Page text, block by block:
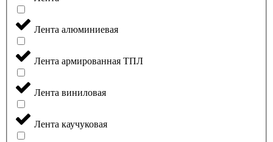
Лента алюминиевая
Лента армированная ТПЛ
Лента виниловая
Лента каучуковая